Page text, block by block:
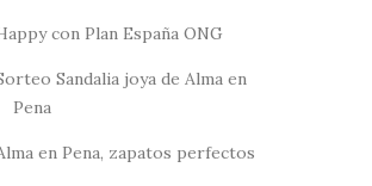
con Plan España ONG
Sandalia joya de Alma en
Pena
en Pena, zapatos perfectos